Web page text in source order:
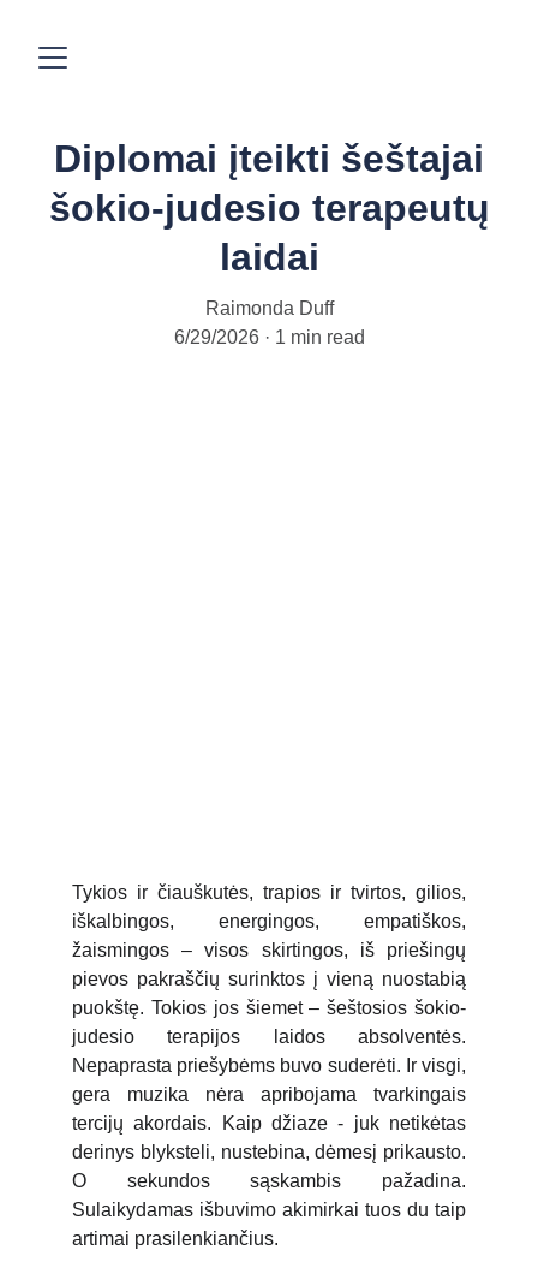
Diplomai įteikti šeštajai
šokio-judesio terapeutų
laidai
Raimonda Duff
6/29/2026
1 min read
Tykios ir čiauškutės, trapios ir tvirtos, gilios,
iškalbingos, energingos, empatiškos,
žaismingos – visos skirtingos, iš priešingų
pievos pakraščių surinktos į vieną nuostabią
puokštę. Tokios jos šiemet – šeštosios šokio-
judesio terapijos laidos absolventės.
Nepaprasta priešybėms buvo suderėti. Ir visgi,
gera muzika nėra apribojama tvarkingais
tercijų akordais. Kaip džiaze - juk netikėtas
derinys blyksteli, nustebina, dėmesį prikausto.
O sekundos sąskambis pažadina.
Sulaikydamas išbuvimo akimirkai tuos du taip
artimai prasilenkiančius.